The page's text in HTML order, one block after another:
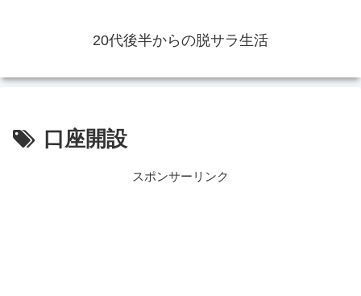
20代後半からの脱サラ生活
口座開設
スポンサーリンク